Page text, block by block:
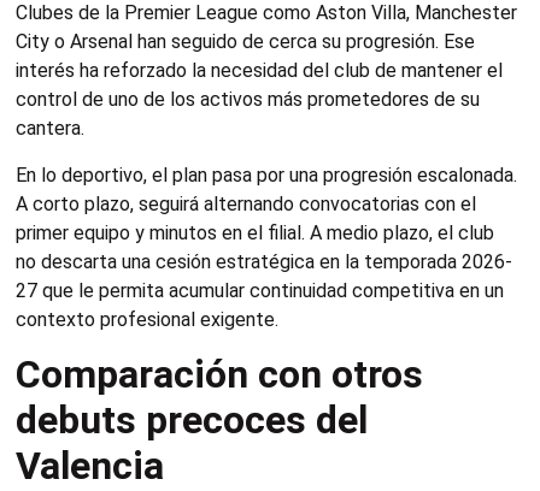
Clubes de la Premier League como Aston Villa, Manchester
City o Arsenal han seguido de cerca su progresión. Ese
interés ha reforzado la necesidad del club de mantener el
control de uno de los activos más prometedores de su
cantera.
En lo deportivo, el plan pasa por una progresión escalonada.
A corto plazo, seguirá alternando convocatorias con el
primer equipo y minutos en el filial. A medio plazo, el club
no descarta una cesión estratégica en la temporada 2026-
27 que le permita acumular continuidad competitiva en un
contexto profesional exigente.
Comparación con otros
debuts precoces del
Valencia